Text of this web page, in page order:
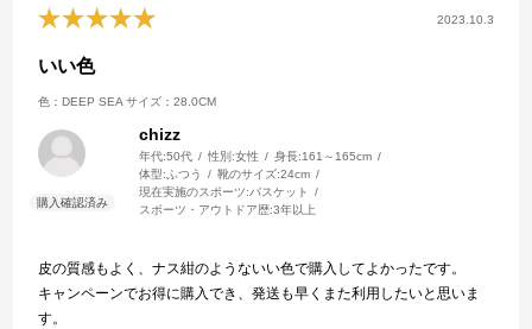
2023.10.3
いい色
色：DEEP SEA サイズ：28.0CM
chizz
年代:50代 性別:女性 身長:161～165cm
体型: ふつう 靴のサイズ:24cm
現在実施のスポーツ:バスケット
スポーツ・アウトドア歴:3年以上
皮の質感もよく、ナス紺のようないい色で購入してよかったです。
キャンペーンでお得に購入でき、発送も早くまた利用したいと思いま
す。